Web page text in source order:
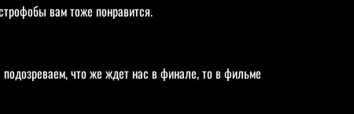
вам тоже понравится.
что же ждет нас в финале, то в фильме